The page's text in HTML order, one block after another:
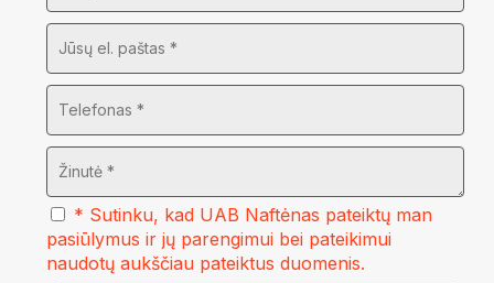
* Sutinku, kad UAB Naftėnas pateiktų man
pasiūlymus ir jų parengimui bei pateikimui
naudotų aukščiau pateiktus duomenis.